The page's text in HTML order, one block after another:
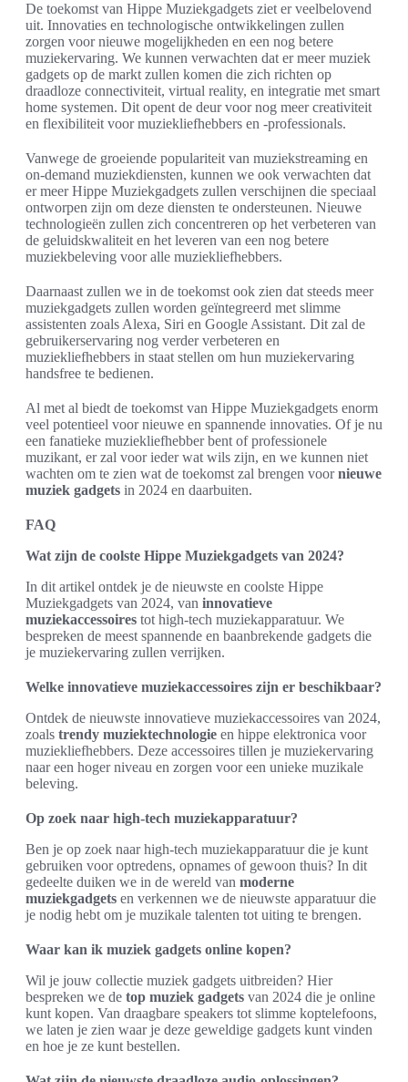
De toekomst van Hippe Muziekgadgets ziet er veelbelovend
uit. Innovaties en technologische ontwikkelingen zullen
zorgen voor nieuwe mogelijkheden en een nog betere
muziekervaring. We kunnen verwachten dat er meer muziek
gadgets op de markt zullen komen die zich richten op
draadloze connectiviteit, virtual reality, en integratie met smart
home systemen. Dit opent de deur voor nog meer creativiteit
en flexibiliteit voor muziekliefhebbers en -professionals.
Vanwege de groeiende populariteit van muziekstreaming en
on-demand muziekdiensten, kunnen we ook verwachten dat
er meer Hippe Muziekgadgets zullen verschijnen die speciaal
ontworpen zijn om deze diensten te ondersteunen. Nieuwe
technologieën zullen zich concentreren op het verbeteren van
de geluidskwaliteit en het leveren van een nog betere
muziekbeleving voor alle muziekliefhebbers.
Daarnaast zullen we in de toekomst ook zien dat steeds meer
muziekgadgets zullen worden geïntegreerd met slimme
assistenten zoals Alexa, Siri en Google Assistant. Dit zal de
gebruikerservaring nog verder verbeteren en
muziekliefhebbers in staat stellen om hun muziekervaring
handsfree te bedienen.
Al met al biedt de toekomst van Hippe Muziekgadgets enorm
veel potentieel voor nieuwe en spannende innovaties. Of je nu
een fanatieke muziekliefhebber bent of professionele
muzikant, er zal voor ieder wat wils zijn, en we kunnen niet
wachten om te zien wat de toekomst zal brengen voornieuwe
muziek gadgets in 2024 en daarbuiten.
FAQ
Wat zijn de coolste Hippe Muziekgadgets van 2024?
In dit artikel ontdek je de nieuwste en coolste Hippe
Muziekgadgets van 2024, van innovatieve
muziekaccessoires tot high-tech muziekapparatuur. We
bespreken de meest spannende en baanbrekende gadgets die
je muziekervaring zullen verrijken.
Welke innovatieve muziekaccessoires zijn er beschikbaar?
Ontdek de nieuwste innovatieve muziekaccessoires van 2024,
zoals trendy muziektechnologie en hippe elektronica voor
muziekliefhebbers. Deze accessoires tillen je muziekervaring
naar een hoger niveau en zorgen voor een unieke muzikale
beleving.
Op zoek naar high-tech muziekapparatuur?
Ben je op zoek naar high-tech muziekapparatuur die je kunt
gebruiken voor optredens, opnames of gewoon thuis? In dit
gedeelte duiken we in de wereld van moderne
muziekgadgets en verkennen we de nieuwste apparatuur die
je nodig hebt om je muzikale talenten tot uiting te brengen.
Waar kan ik muziek gadgets online kopen?
Wil je jouw collectie muziek gadgets uitbreiden? Hier
bespreken we de top muziek gadgets van 2024 die je online
kunt kopen. Van draagbare speakers tot slimme koptelefoons,
we laten je zien waar je deze geweldige gadgets kunt vinden
en hoe je ze kunt bestellen.